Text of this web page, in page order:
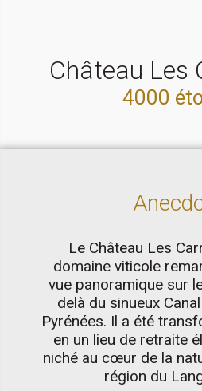
Château Les
4000
Le Château Les
domaine viticole
vue panoramique sur
delà du sinueux
Pyrénées. Il a été
en un lieu de retraite
niché au cœur de la
région du